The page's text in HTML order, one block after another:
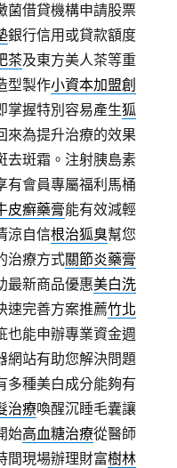
菌借貸機構申請股票
銀行信用或貸款額度
茶及東方美人茶等重
型製作小資本加盟創
掌握特別容易產生狐
來為提升治療的效果
去斑霜。注射胰島素
有會員專屬福利馬桶
皮癬藥膏能有效減輕
涼自信根治狐臭幫您
治療方式關節炎藥膏
最新商品優惠美白洗
速完善方案推薦竹北
也能申辦專業資金週
網站有助您解決問題
多種美白成分能夠有
治療喚醒沉睡毛囊讓
始高血糖治療從醫師
間現場辦理財富樹林